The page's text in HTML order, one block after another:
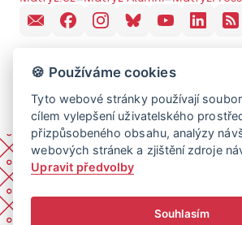
🍪 Používáme cookies
Tyto webové stránky používají
cílem vylepšení uživatelského
přizpůsobeného obsahu, analýzy
webových stránek a zjištění zdroje
Upravit předvolby
Souhlasím